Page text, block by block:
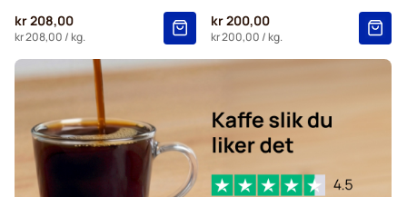
kr 208,00
kr 208,00 / kg.
kr 200,00
kr 200,00 / kg.